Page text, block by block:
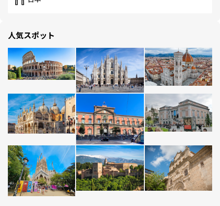
人気スポット